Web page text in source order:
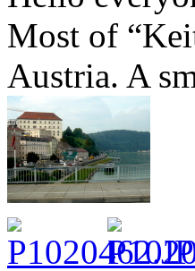
Most of
Austria. A